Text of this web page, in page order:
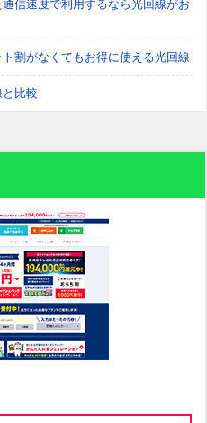
信速度で利用するなら光回線がお
割がなくてもお得に使える光回線
比較